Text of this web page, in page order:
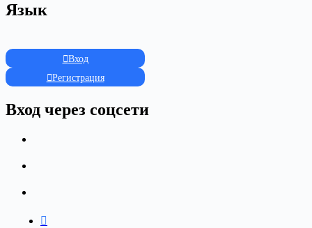
Язык
Вход
Регистрация
Вход через соцсети